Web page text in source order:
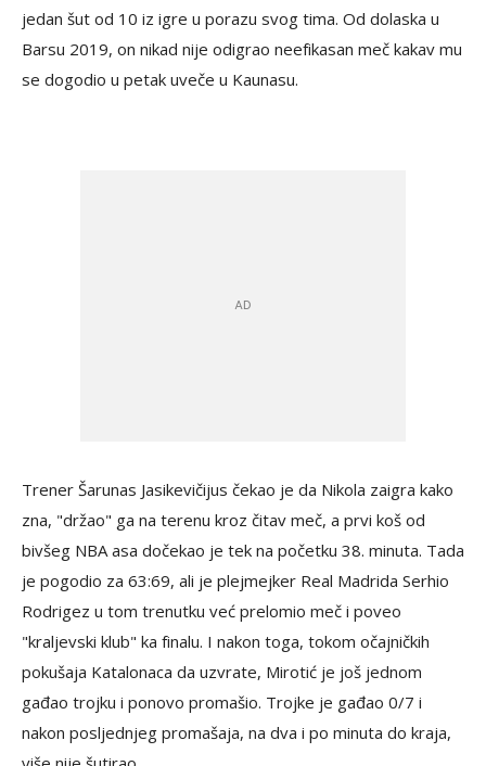
jedan šut od 10 iz igre u porazu svog tima. Od dolaska u
Barsu 2019, on nikad nije odigrao neefikasan meč kakav mu
se dogodio u petak uveče u Kaunasu.
Trener Šarunas Jasikevičijus čekao je da Nikola zaigra kako
zna, "držao" ga na terenu kroz čitav meč, a prvi koš od
bivšeg NBA asa dočekao je tek na početku 38. minuta. Tada
je pogodio za 63:69, ali je plejmejker Real Madrida Serhio
Rodrigez u tom trenutku već prelomio meč i poveo
"kraljevski klub" ka finalu. I nakon toga, tokom očajničkih
pokušaja Katalonaca da uzvrate, Mirotić je još jednom
gađao trojku i ponovo promašio. Trojke je gađao 0/7 i
nakon posljednjeg promašaja, na dva i po minuta do kraja,